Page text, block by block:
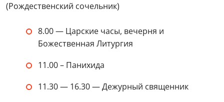
(Рождественский сочельник)
8.00 — Царские часы, вечерня и
Божественная Литургия
11.00 – Панихида
11.30 — 16.30 — Дежурный священник